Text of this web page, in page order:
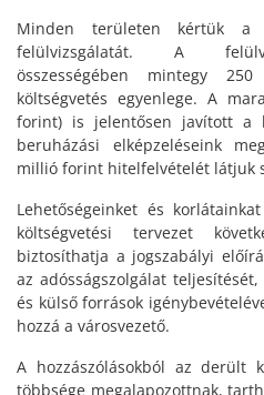
Minden területen kértük a
felülvizsgálatát. A
összességében mintegy
költségvetés egyenlege. A
forint) is jelentősen javított a
beruházási elképzeléseink
millió forint hitelfelvételét látjuk
Lehetőségeinket és
költségvetési tervezet
biztosíthatja a jogszabályi
az adósságszolgálat
és külső források
hozzá a városvezető.
A hozzászólásokból az derült
többsége megalapozottnak,